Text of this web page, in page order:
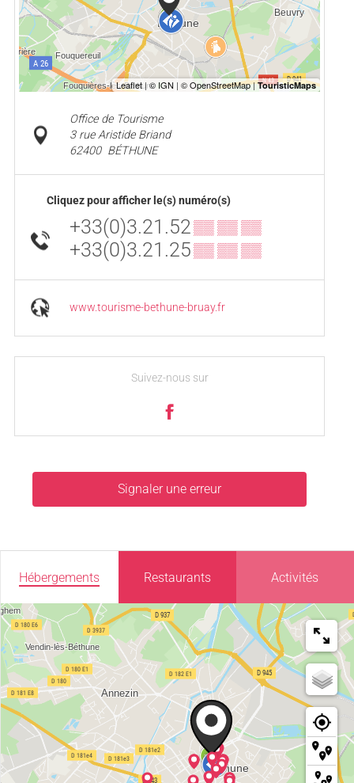
Office de Tourisme
3 rue Aristide Briand
62400 BÉTHUNE
Cliquez pour afficher le(s) numéro(s)
+33(0)3.21.52▒▒ ▒▒ ▒▒
+33(0)3.21.25▒▒ ▒▒ ▒▒
www.tourisme-bethune-bruay.fr
Suivez-nous sur
Signaler une erreur
Hébergements Restaurants Activités